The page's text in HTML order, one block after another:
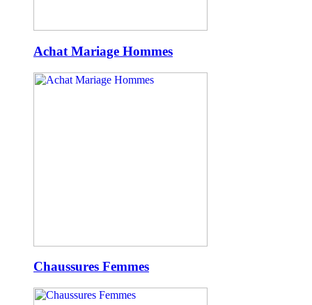
Achat Mariage Hommes
Chaussures Femmes